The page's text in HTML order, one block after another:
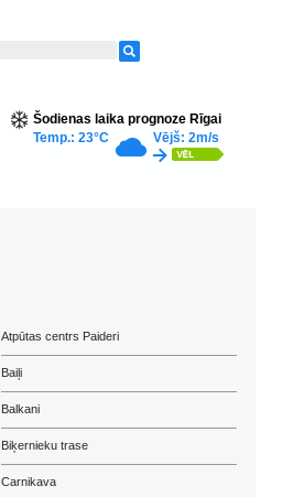
Šodienas laika prognoze Rīgai
Temp.: 23°C
Vējš: 2m/s
Atpūtas centrs Paideri
Baiļi
Balkani
Biķernieku trase
Carnikava